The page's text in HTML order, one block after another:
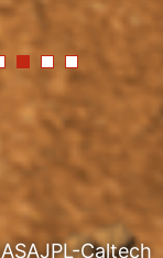
Caltech